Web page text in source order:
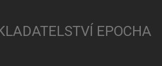
EPOCHA